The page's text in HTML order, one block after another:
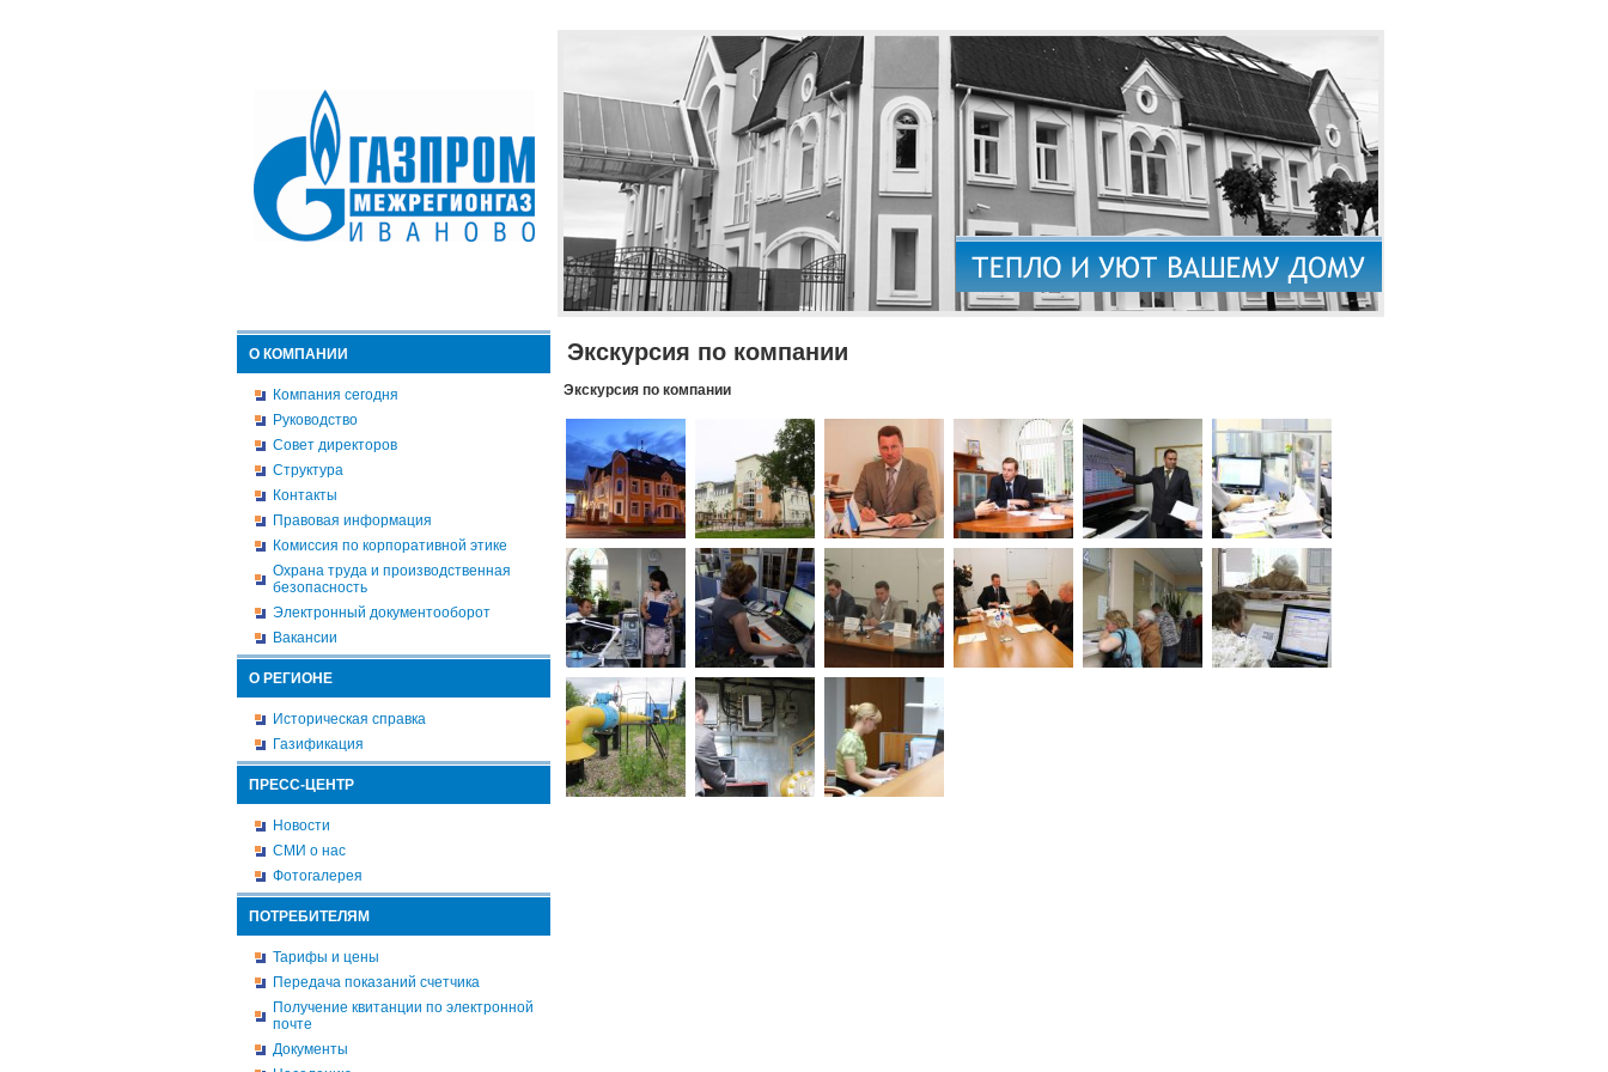
О КОМПАНИИ
Компания сегодня
Руководство
Совет директоров
Структура
Контакты
Правовая информация
Комиссия по корпоративной этике
Охрана труда и производственная
безопасность
Электронный документооборот
Вакансии
О РЕГИОНЕ
Историческая справка
Газификация
ПРЕСС-ЦЕНТР
Новости
СМИ о нас
Фотогалерея
ПОТРЕБИТЕЛЯМ
Тарифы и цены
Передача показаний счетчика
Получение квитанции по электронной
почте
Документы
Экскурсия по компании
Экскурсия по компании